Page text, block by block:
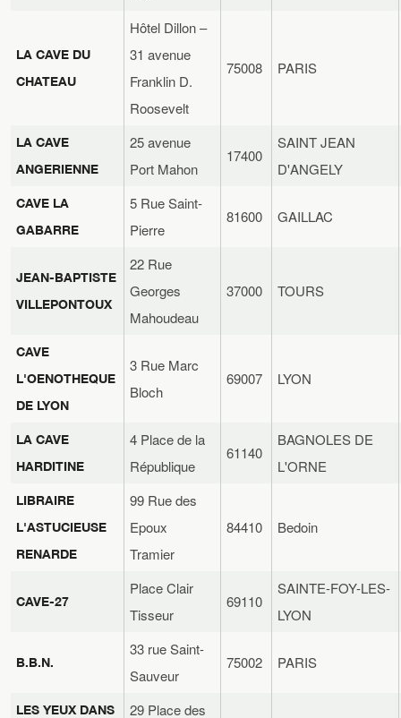
LA CAVE DU
CHATEAU
Hôtel Dillon –
31 avenue
Franklin D.
Roosevelt
75008 PARIS
LA CAVE
ANGERIENNE
25 avenue
Port Mahon
17400
SAINT JEAN
D'ANGELY
CAVE LA
GABARRE
5 Rue Saint-
Pierre
81600 GAILLAC
JEAN-BAPTISTE
VILLEPONTOUX
22 Rue
Georges
Mahoudeau
37000 TOURS
CAVE
L'OENOTHEQUE
DE LYON
3 Rue Marc
Bloch
69007 LYON
LA CAVE
HARDITINE
4 Place de la
République
61140
BAGNOLES DE
L'ORNE
LIBRAIRE
L'ASTUCIEUSE
RENARDE
99 Rue des
Epoux
Tramier
84410 Bedoin
CAVE-27
Place Clair
Tisseur
69110
SAINTE-FOY-LES-
LYON
B.B.N.
33 rue Saint-
Sauveur
75002 PARIS
LES YEUX DANS 29 Place des